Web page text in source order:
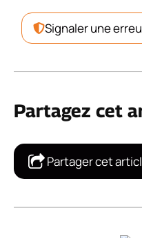
Signaler une
Partagez cet
Partager cet